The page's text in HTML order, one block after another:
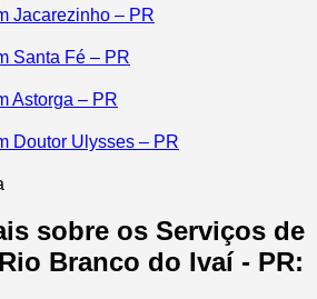
Jacarezinho – PR
Santa Fé – PR
Astorga – PR
Doutor Ulysses – PR
sobre os Serviços de
Branco do Ivaí - PR: